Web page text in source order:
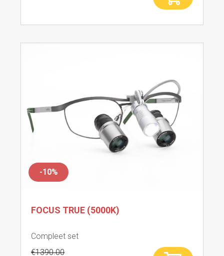
-10%
FOCUS TRUE (5000K)
Compleet set
€1390.00